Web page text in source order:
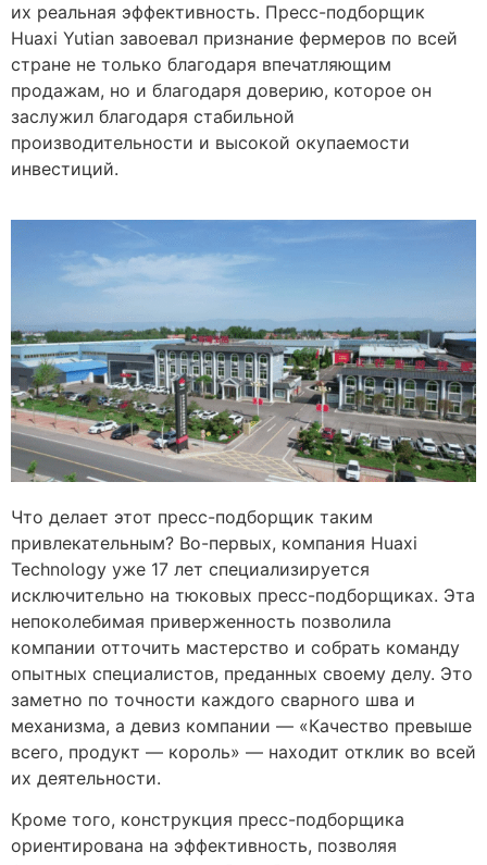
их реальная эффективность. Пресс-подборщик
Huaxi Yutian завоевал признание фермеров по всей
стране не только благодаря впечатляющим
продажам, но и благодаря доверию, которое он
заслужил благодаря стабильной
производительности и высокой окупаемости
инвестиций.
Что делает этот пресс-подборщик таким
привлекательным? Во-первых, компания Huaxi
Technology уже 17 лет специализируется
исключительно на тюковых пресс-подборщиках. Эта
непоколебимая приверженность позволила
компании отточить мастерство и собрать команду
опытных специалистов, преданных своему делу. Это
заметно по точности каждого сварного шва и
механизма, а девиз компании — «Качество превыше
всего, продукт — король» — находит отклик во всей
их деятельности.
Кроме того, конструкция пресс-подборщика
ориентирована на эффективность, позволяя